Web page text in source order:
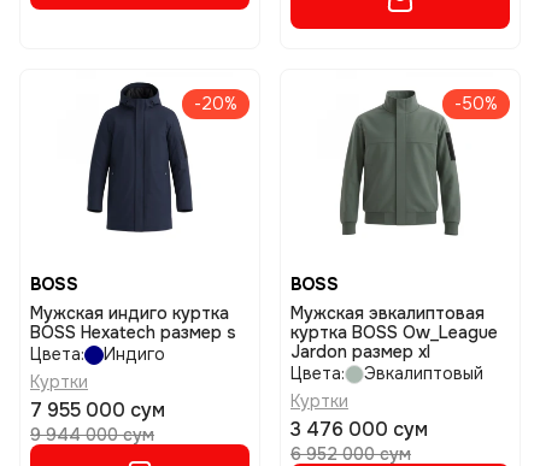
-20%
BOSS
Мужская индиго куртка
BOSS Hexatech размер s
Цвета:
Индиго
Куртки
7 955 000 сум
9 944 000 сум
-50%
BOSS
Мужская эвкалиптовая
куртка BOSS Ow_League
Jardon размер xl
Цвета:
Эвкалиптовый
Куртки
3 476 000 сум
6 952 000 сум